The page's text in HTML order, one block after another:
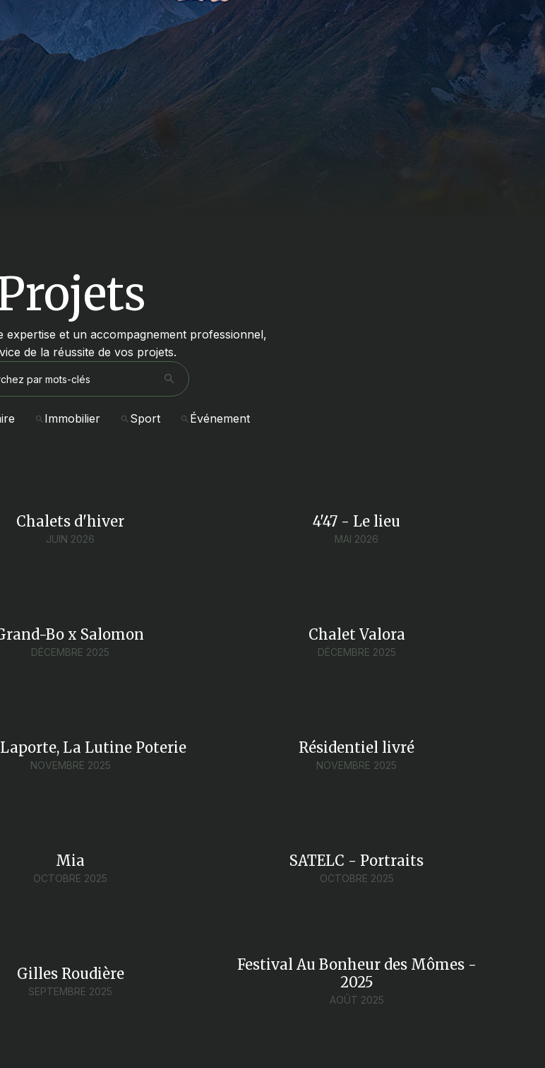
expertise et un accompagnement professionnel,
de la réussite de vos projets.
Immobilier Sport Événement
Chalets d'hiver
JUIN 2026
4'47 - Le lieu
MAI 2026
Bo x Salomon
DÉCEMBRE 2025
Chalet Valora
DÉCEMBRE 2025
La Lutine Poterie
NOVEMBRE 2025
Résidentiel livré
NOVEMBRE 2025
Mia
OCTOBRE 2025
SATELC - Portraits
OCTOBRE 2025
Gilles Roudière
SEPTEMBRE 2025
Festival Au Bonheur des Mômes -
2025
AOÛT 2025